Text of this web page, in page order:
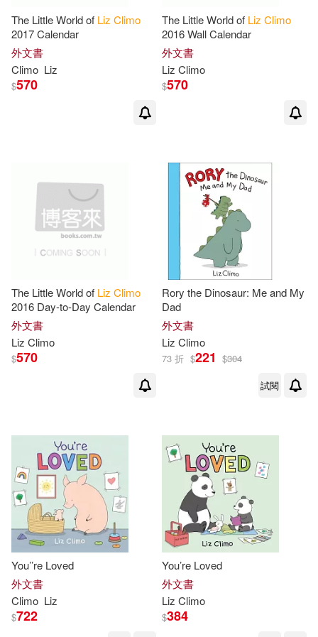
The Little World of Liz Climo
2017 Calendar
外文書
Climo Liz
$570
The Little World of Liz Climo
2016 Wall Calendar
外文書
Liz Climo
$570
The Little World of Liz Climo
2016 Day-to-Day Calendar
外文書
Liz Climo
$570
Rory the Dinosaur: Me and My
Dad
外文書
Liz Climo
73 折 $221 $304
試閱
You’’re Loved
外文書
Climo Liz
$722
You’re Loved
外文書
Liz Climo
$384